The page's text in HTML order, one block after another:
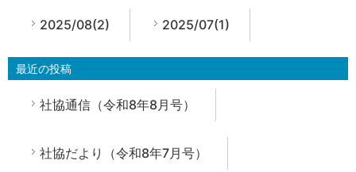
2025/08(2) 2025/07(1)
最近の投稿
社協通信（令和8年8月号）
社協だより（令和8年7月号）